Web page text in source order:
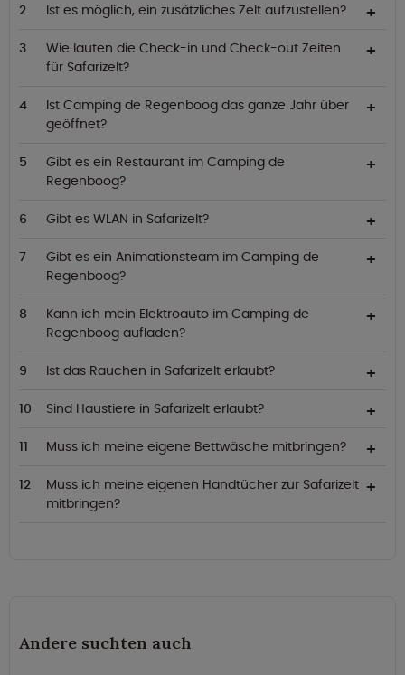
Ist es möglich, ein zusätzliches Zelt aufzustellen?
Wie lauten die Check-in und Check-out Zeiten
für Safarizelt?
Ist Camping de Regenboog das ganze Jahr über
geöffnet?
Gibt es ein Restaurant im Camping de
Regenboog?
Gibt es WLAN in Safarizelt?
Gibt es ein Animationsteam im Camping de
Regenboog?
Kann ich mein Elektroauto im Camping de
Regenboog aufladen?
Ist das Rauchen in Safarizelt erlaubt?
Sind Haustiere in Safarizelt erlaubt?
Muss ich meine eigene Bettwäsche mitbringen?
Muss ich meine eigenen Handtücher zur Safarizelt
mitbringen?
Andere suchten auch